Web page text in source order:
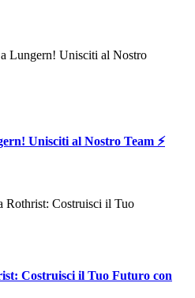
Unisciti al Nostro Team ⚡
Costruisci il Tuo Futuro con